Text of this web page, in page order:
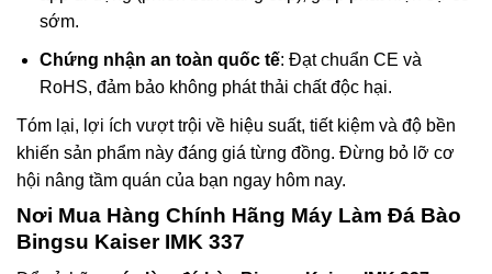
sớm.
Chứng nhận an toàn quốc tế: Đạt chuẩn CE và
RoHS, đảm bảo không phát thải chất độc hại.
Tóm lại, lợi ích vượt trội về hiệu suất, tiết kiệm và độ bền
khiến sản phẩm này đáng giá từng đồng. Đừng bỏ lỡ cơ
hội nâng tầm quán của bạn ngay hôm nay.
Nơi Mua Hàng Chính Hãng Máy Làm Đá Bào
Bingsu Kaiser IMK 337